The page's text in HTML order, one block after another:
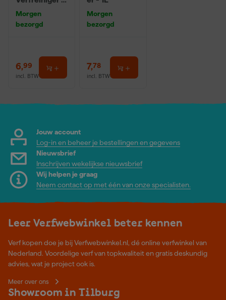
Morgen
bezorgd
6,99
incl. BTW
Morgen
bezorgd
7,78
incl. BTW
Jouw account
Log-in en beheer je bestellingen en gegevens
Nieuwsbrief
Inschrijven wekelijkse nieuwsbrief
Wij helpen je graag
Neem contact op met één van onze specialisten.
Leer Verfwebwinkel beter kennen
Verf kopen doe je bij Verfwebwinkel.nl, dé online verfwinkel van
Nederland. Voordelige verf van topkwaliteit en gratis deskundig
advies, wat je project ook is.
Meer over ons
Showroom in Tilburg